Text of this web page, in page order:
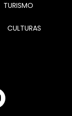
TURISMO
CULTURAS